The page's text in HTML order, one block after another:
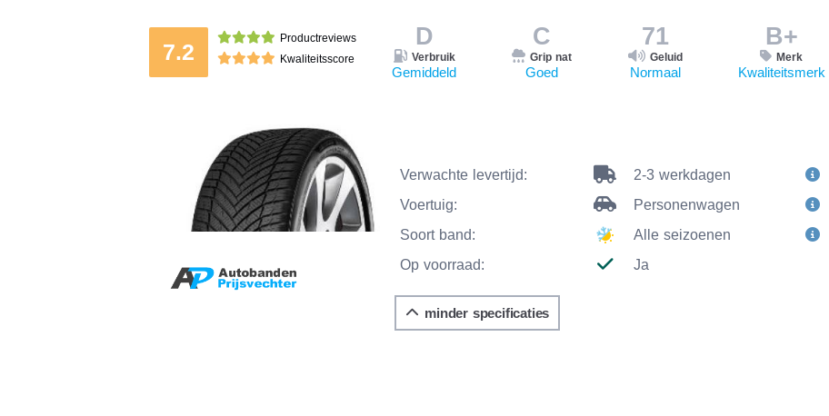
7.2
Productreviews
Kwaliteitsscore
D
Verbruik
Gemiddeld
C
Grip nat
Goed
71
Geluid
Normaal
B+
Merk
Kwaliteitsmerk
Verwachte levertijd:
2-3 werkdagen
Voertuig:
Personenwagen
Soort band:
Alle seizoenen
Op voorraad:
Ja
minder specificaties